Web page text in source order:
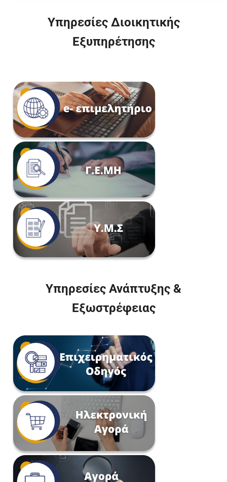
Υπηρεσίες Διοικητικής
Εξυπηρέτησης
Υπηρεσίες Ανάπτυξης &
Εξωστρέφειας